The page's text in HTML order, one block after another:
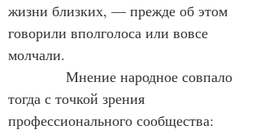
жизни близких, — прежде об этом
говорили вполголоса или вовсе
молчали.
Мнение народное совпало
тогда с точкой зрения
профессионального сообщества: